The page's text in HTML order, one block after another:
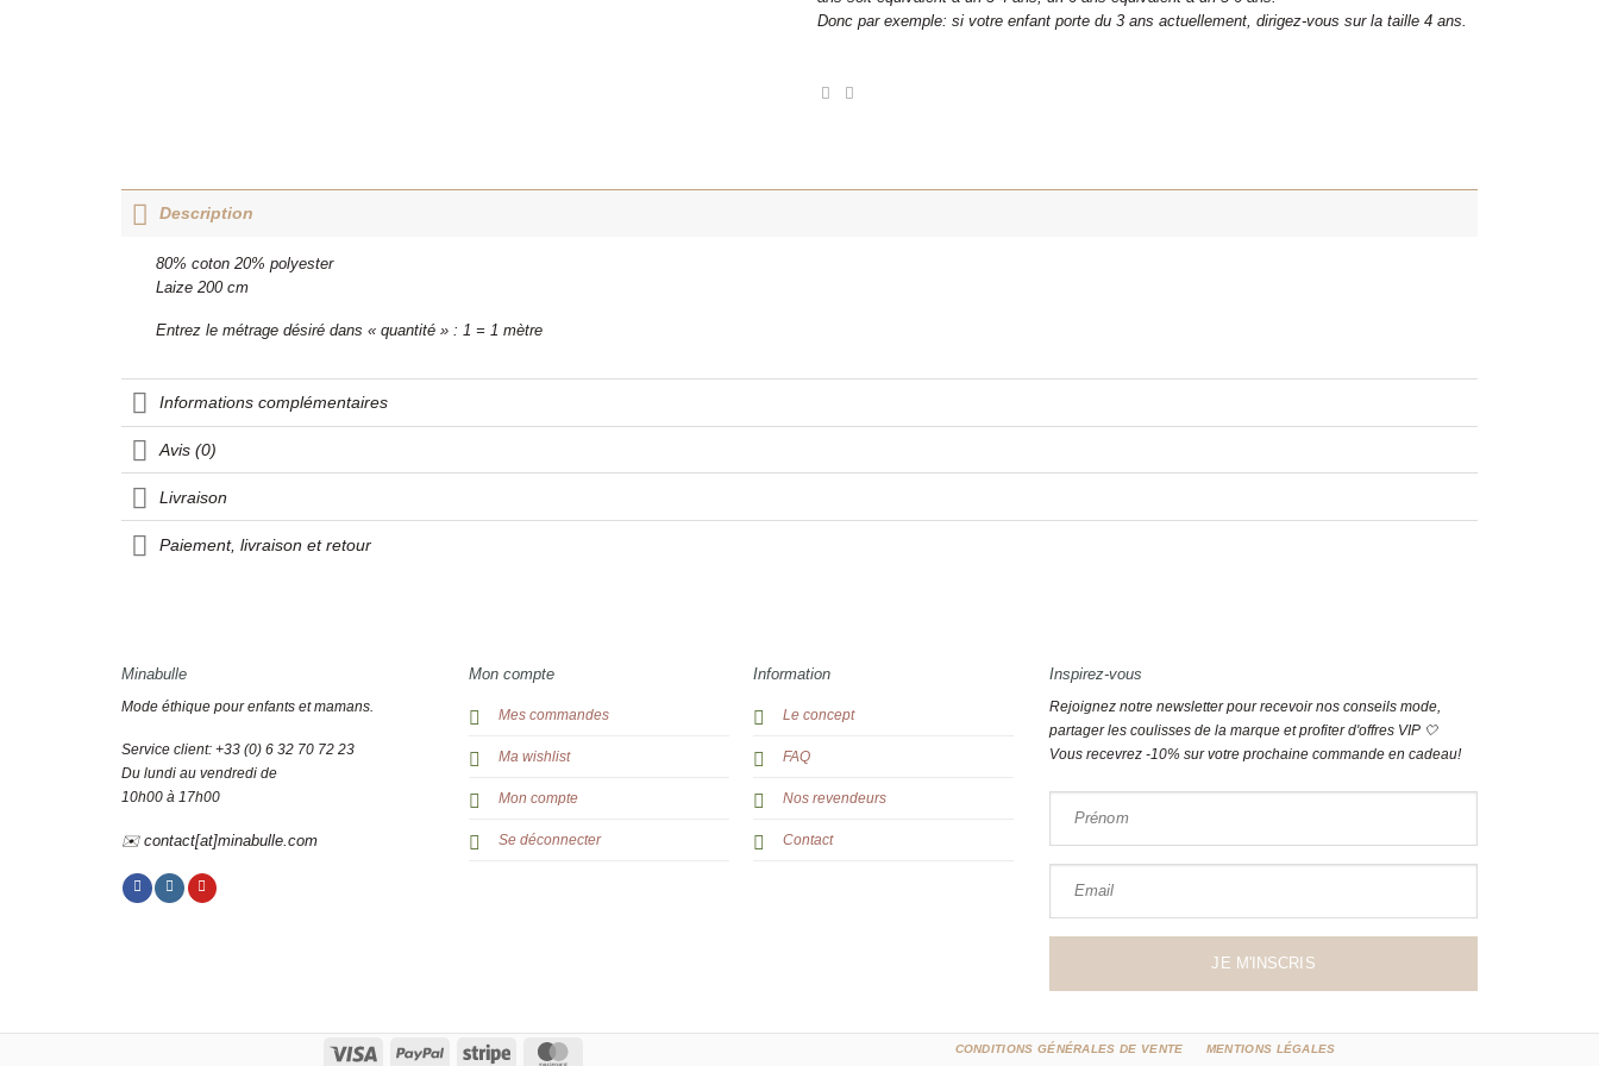
Donc par exemple: si votre enfant porte du 3 ans actuellement, dirigez-vous sur la taille 4 ans.
Description
80% coton 20% polyester
Laize 200 cm
Entrez le métrage désiré dans « quantité » : 1 = 1 mètre
Informations complémentaires
Avis (0)
Livraison
Paiement, livraison et retour
Minabulle
Mode éthique pour enfants et mamans.
Service client: +33 (0) 6 32 70 72 23
Du lundi au vendredi de
10h00 à 17h00
✉️ contact[at]minabulle.com
Mon compte
Mes commandes
Ma wishlist
Mon compte
Se déconnecter
Information
Le concept
FAQ
Nos revendeurs
Contact
Inspirez-vous
Rejoignez notre newsletter pour recevoir nos conseils mode,
partager les coulisses de la marque et profiter d'offres VIP 🤍
Vous recevrez -10% sur votre prochaine commande en cadeau!
Prénom
Email
JE M'INSCRIS
Visa PayPal Stripe CONDITIONS GÉNÉRALES DE VENTE MENTIONS LÉGALES